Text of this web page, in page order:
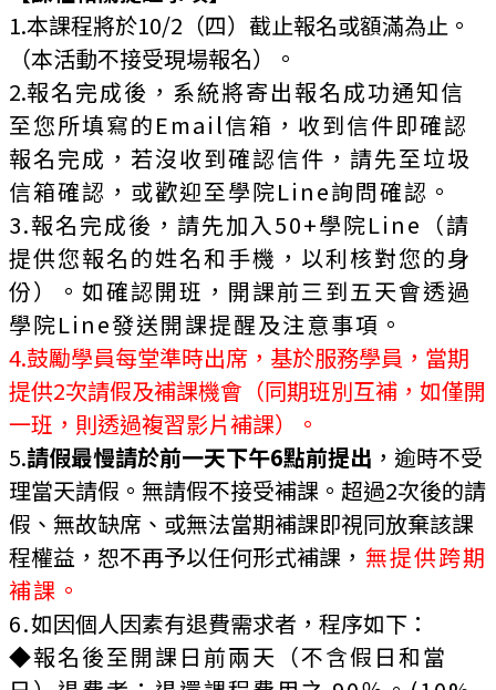
1.本課程將於10/2（四）截止報名或額滿為止。
（本活動不接受現場報名）。
2.報名完成後，系統將寄出報名成功通知信
至您所填寫的Email信箱，收到信件即確認
報名完成，若沒收到確認信件，請先至垃圾
信箱確認，或歡迎至學院Line詢問確認。
3.報名完成後，請先加入50+學院Line（請
提供您報名的姓名和手機，以利核對您的身
份）。如確認開班，開課前三到五天會透過
學院Line發送開課提醒及注意事項。
4.鼓勵學員每堂準時出席，基於服務學員，當期
提供2次請假及補課機會（同期班別互補，如僅開
一班，則透過複習影片補課）。
5.請假最慢請於前一天下午6點前提出 ，逾時不受
理當天請假。無請假不接受補課。超過2次後的請
假、無故缺席、或無法當期補課即視同放棄該課
程權益，恕不再予以任何形式補課 ， 無提供跨期
補課。
6.如因個人因素有退費需求者，程序如下：
◆報名後至開課日前兩天（不含假日和當